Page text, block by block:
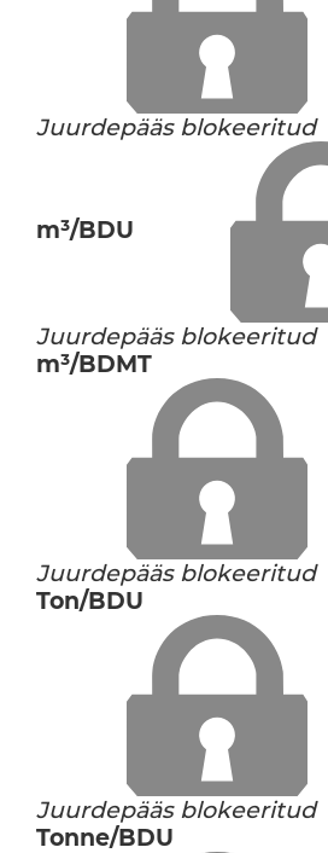
Juurdepääs blokeeritud
m³/BDU
Juurdepääs blokeeritud
m³/BDMT
Juurdepääs blokeeritud
Ton/BDU
Juurdepääs blokeeritud
Tonne/BDU